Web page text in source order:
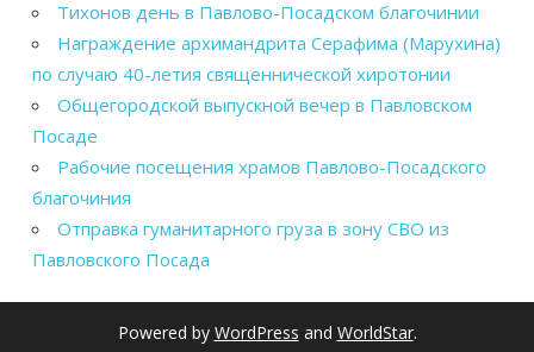
Тихонов день в Павлово-Посадском благочинии
Награждение архимандрита Серафима (Марухина)
по случаю 40-летия священнической хиротонии
Общегородской выпускной вечер в Павловском
Посаде
Рабочие посещения храмов Павлово-Посадского
благочиния
Отправка гуманитарного груза в зону СВО из
Павловского Посада
Powered by WordPress and WorldStar.